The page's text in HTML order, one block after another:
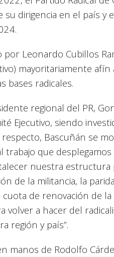
dirigencia en el país y
Leonardo Cubillos
mayoritariamente
bases radicales.
regional del PR,
Ejecutivo, siendo
respecto, Bascuñán se
trabajo que
nuestra estructura
de la militancia, la
de renovación de la
volver a hacer del
región y país”.
manos de Rodolfo